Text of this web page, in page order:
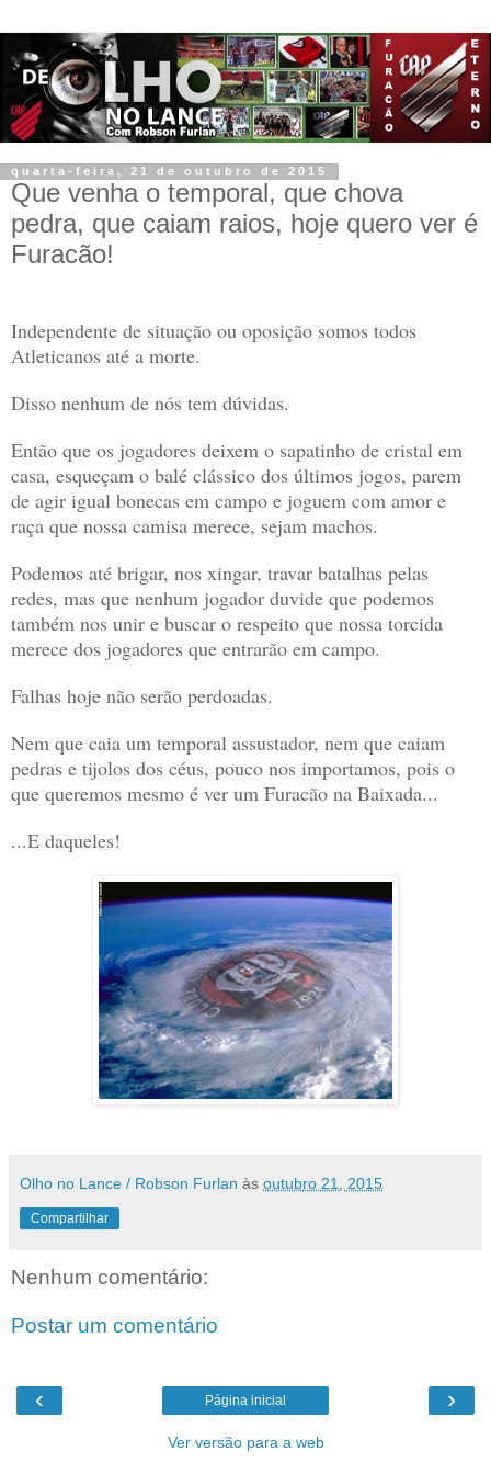
quarta-feira, 21 de outubro de 2015
Que venha o temporal, que chova
pedra, que caiam raios, hoje quero ver é
Furacão!
Independente de situação ou oposição somos todos
Atleticanos até a morte.
Disso nenhum de nós tem dúvidas.
Então que os jogadores deixem o sapatinho de cristal em
casa, esqueçam o balé clássico dos últimos jogos, parem
de agir igual bonecas em campo e joguem com amor e
raça que nossa camisa merece, sejam machos.
Podemos até brigar, nos xingar, travar batalhas pelas
redes, mas que nenhum jogador duvide que podemos
também nos unir e buscar o respeito que nossa torcida
merece dos jogadores que entrarão em campo.
Falhas hoje não serão perdoadas.
Nem que caia um temporal assustador, nem que caiam
pedras e tijolos dos céus, pouco nos importamos, pois o
que queremos mesmo é ver um Furacão na Baixada...
...E daqueles!
Olho no Lance / Robson Furlan às outubro 21, 2015
Compartilhar
Nenhum comentário:
Postar um comentário
‹ ›
Página inicial
Ver versão para a web